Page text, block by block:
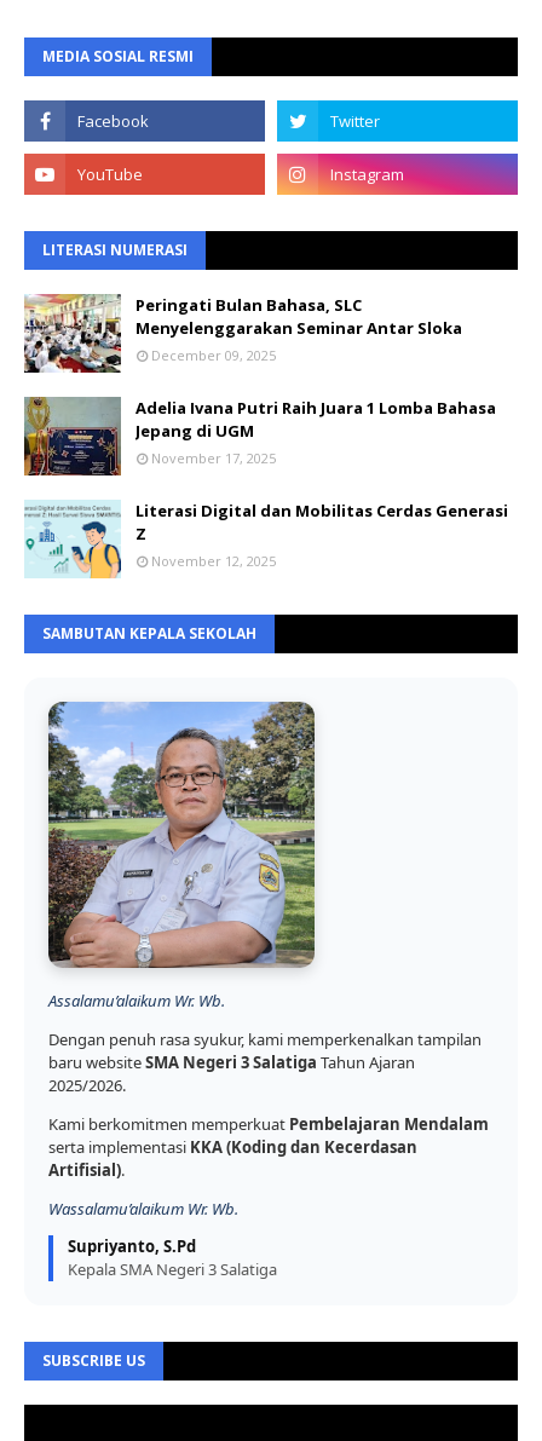
MEDIA SOSIAL RESMI
LITERASI NUMERASI
Peringati Bulan Bahasa, SLC
Menyelenggarakan Seminar Antar Sloka
December 09, 2025
Adelia Ivana Putri Raih Juara 1 Lomba Bahasa
Jepang di UGM
November 17, 2025
Literasi Digital dan Mobilitas Cerdas Generasi
Z
November 12, 2025
SAMBUTAN KEPALA SEKOLAH
Assalamu’alaikum Wr. Wb.
Dengan penuh rasa syukur, kami memperkenalkan tampilan
baru websiteSMA Negeri 3 Salatiga Tahun Ajaran
2025/2026.
Kami berkomitmen memperkuat Pembelajaran Mendalam
serta implementasi KKA (Koding dan Kecerdasan
Artifisial).
Wassalamu’alaikum Wr. Wb.
Supriyanto, S.Pd
Kepala SMA Negeri 3 Salatiga
SUBSCRIBE US